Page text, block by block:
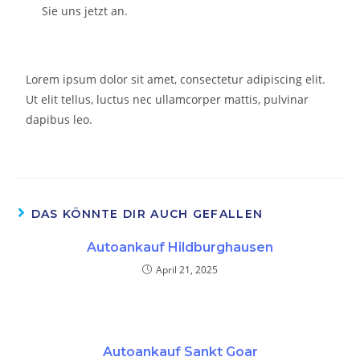
Sie uns jetzt an.
Lorem ipsum dolor sit amet, consectetur adipiscing elit.
Ut elit tellus, luctus nec ullamcorper mattis, pulvinar
dapibus leo.
DAS KÖNNTE DIR AUCH GEFALLEN
Autoankauf Hildburghausen
April 21, 2025
Autoankauf Sankt Goar